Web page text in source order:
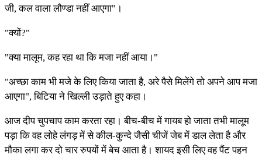
जी, कल वाला लौण्डा नहीं आएगा"।
"क्यों?"
"क्या मालूम, कह रहा था कि मजा नहीं आया।"
"अच्छा काम भी मजे के लिए किया जाता है, अरे पैसे मिलेंगे तो अपने आप मजा
आएगा", बिटिया ने खिल्ली उड़ाते हुए कहा।
आज दीप चुपचाप काम करता रहा। बीच-बीच में गायब हो जाता तभी मालूम
पड़ा कि वह लोहे लंगड़ में से कील-कुन्दे जैसी चीजें जेब में डाल लेता है और
मौका लगा कर दो चार रुपयों में बेच आता है। शायद इसी लिए वह पैंट पहन